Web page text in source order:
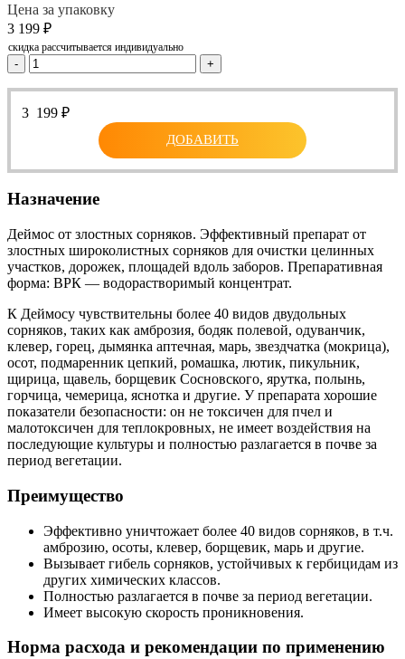
Цена за упаковку
3 199 ₽
скидка рассчитывается индивидуально
- +
3 199 ₽
ДОБАВИТЬ
Назначение
Деймос от злостных сорняков. Эффективный препарат от
злостных широколистных сорняков для очистки целинных
участков, дорожек, площадей вдоль заборов. Препаративная
форма: ВРК — водорастворимый концентрат.
К Деймосу чувствительны более 40 видов двудольных
сорняков, таких как амброзия, бодяк полевой, одуванчик,
клевер, горец, дымянка аптечная, марь, звездчатка (мокрица),
осот, подмаренник цепкий, ромашка, лютик, пикульник,
щирица, щавель, борщевик Сосновского, ярутка, полынь,
горчица, чемерица, яснотка и другие. У препарата хорошие
показатели безопасности: он не токсичен для пчел и
малотоксичен для теплокровных, не имеет воздействия на
последующие культуры и полностью разлагается в почве за
период вегетации.
Преимущество
Эффективно уничтожает более 40 видов сорняков, в т.ч.
амброзию, осоты, клевер, борщевик, марь и другие.
Вызывает гибель сорняков, устойчивых к гербицидам из
других химических классов.
Полностью разлагается в почве за период вегетации.
Имеет высокую скорость проникновения.
Норма расхода и рекомендации по применению